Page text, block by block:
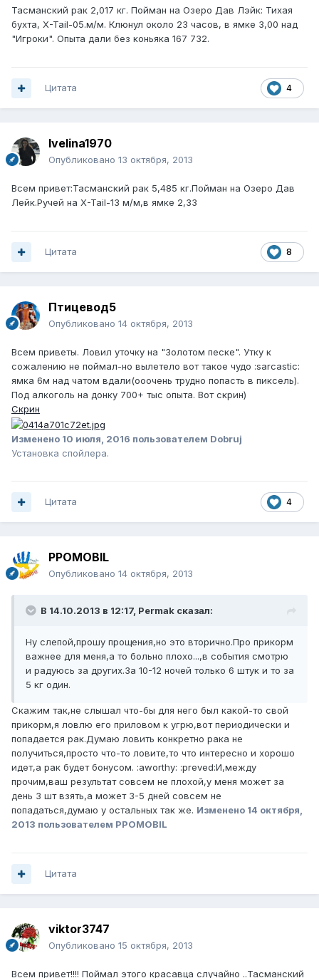
Тасманский рак 2,017 кг. Пойман на Озеро Дав Лэйк: Тихая
бухта, X-Tail-05.м/м. Клюнул около 23 часов, в ямке 3,00 над
"Игроки". Опыта дали без коньяка 167 732.
4
Цитата
Ivelina1970
Опубликовано 13 октября, 2013
Всем привет:Тасманский рак 5,485 кг.Пойман на Озеро Дав
Лейк.Ручей на X-Tail-13 м/м,в ямке 2,33
8
Цитата
Птицевод5
Опубликовано 14 октября, 2013
Всем приветы. Ловил уточку на "Золотом песке". Утку к
сожалению не поймал-но вылетело вот такое чудо :sarcastic:
ямка 6м над чатом вдали(ооочень трудно попасть в пиксель).
Под алкоголь на донку 700+ тыс опыта. Вот скрин)
Скрин
Изменено 10 июля, 2016 пользователем Dobruj
Установка спойлера.
4
Цитата
PPOMOBIL
Опубликовано 14 октября, 2013
В 14.10.2013 в 12:17, Permak сказал:
Ну слепой,прошу прощения,но это вторично.Про прикорм
важнее для меня,а то больно плохо...,в события смотрю
и радуюсь за других.За 10-12 ночей только 6 штук и то за
5 кг один.
Скажим так,не слышал что-бы для него был какой-то свой
прикорм,я ловлю его приловом к угрю,вот периодически и
попадается рак.Думаю ловить конкретно рака не
получиться,просто что-то ловите,то что интересно и хорошо
идет,а рак будет бонусом. :aworthy: :preved:И,между
прочим,ваш результат совсем не плохой,у меня может за
день 3 шт взять,а может 3-5 дней совсем не
попадаться,думаю у остальных так же. Изменено 14 октября,
2013 пользователем PPOMOBIL
Цитата
viktor3747
Опубликовано 15 октября, 2013
Всем привет!!!! Поймал этого красавца случайно ..Тасманский